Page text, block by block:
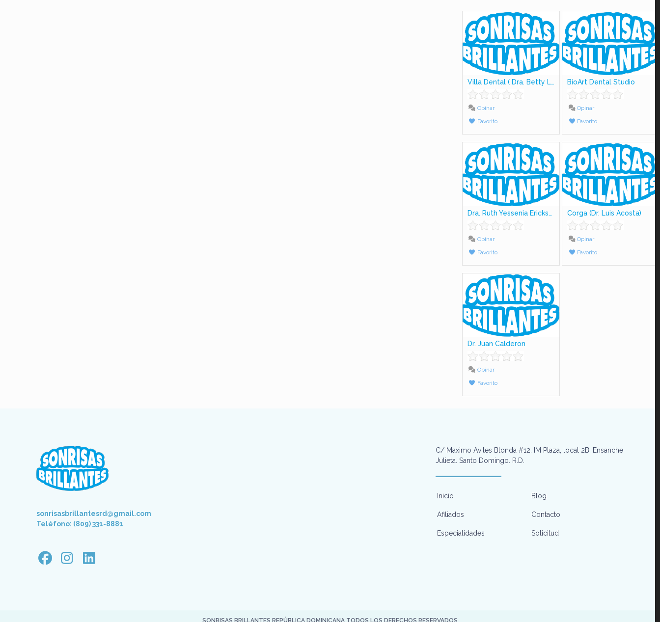
Villa Dental ( Dra. Betty Lujiao)
Opinar
Favorito
BioArt Dental Studio
Opinar
Favorito
Dra. Ruth Yessenia Ericksson
Opinar
Favorito
Corga (Dr. Luis Acosta)
Opinar
Favorito
Dr. Juan Calderon
Opinar
Favorito
sonrisasbrillantesrd@gmail.com
Teléfono: (809) 331-8881
C/ Maximo Aviles Blonda #12. IM Plaza, local 2B. Ensanche
Julieta. Santo Domingo. R.D.
Inicio Blog
Afiliados Contacto
Especialidades Solicitud